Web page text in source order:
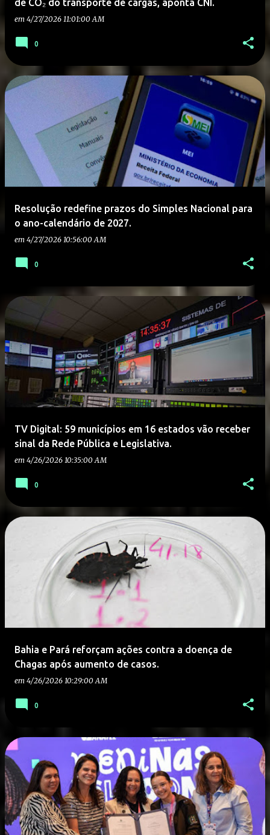
de CO₂ do transporte de cargas, aponta CNI.
em 4/27/2026 11:01:00 AM
0
Resolução redefine prazos do Simples Nacional para
o ano-calendário de 2027.
em 4/27/2026 10:56:00 AM
0
TV Digital: 59 municípios em 16 estados vão receber
sinal da Rede Pública e Legislativa.
em 4/26/2026 10:35:00 AM
0
Bahia e Pará reforçam ações contra a doença de
Chagas após aumento de casos.
em 4/26/2026 10:29:00 AM
0